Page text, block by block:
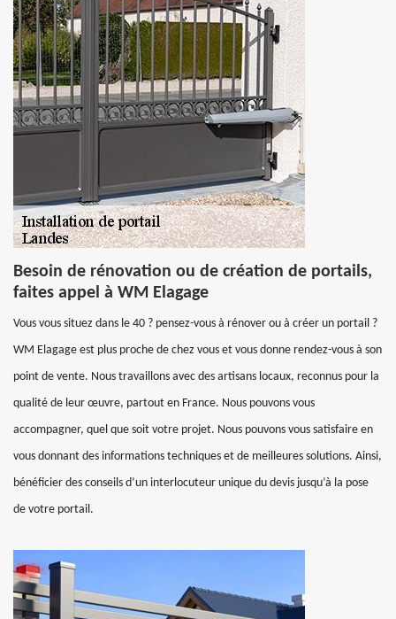
Besoin de rénovation ou de création de portails,
faites appel à WM Elagage
Vous vous situez dans le 40 ? pensez-vous à rénover ou à créer un portail ?
WM Elagage est plus proche de chez vous et vous donne rendez-vous à son
point de vente. Nous travaillons avec des artisans locaux, reconnus pour la
qualité de leur œuvre, partout en France. Nous pouvons vous
accompagner, quel que soit votre projet. Nous pouvons vous satisfaire en
vous donnant des informations techniques et de meilleures solutions. Ainsi,
bénéficier des conseils d’un interlocuteur unique du devis jusqu’à la pose
de votre portail.